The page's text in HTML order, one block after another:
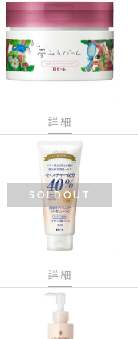
詳細
SOLDOUT
詳細